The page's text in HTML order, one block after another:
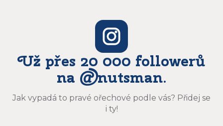
Už přes 20 000 followerů
na @nutsman.
Jak vypadá to pravé ořechové podle vás? Přidej se
i ty!